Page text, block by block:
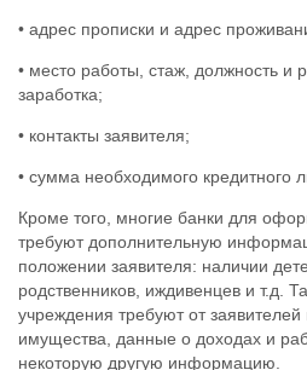
• адрес прописки и адрес
• место работы, стаж, должность и
заработка;
• контакты заявителя;
• сумма необходимого кредитного
Кроме того, многие банки для
требуют дополнительную
положении заявителя: наличии
родственников, иждивенцев и т.д.
учреждения требуют от
имущества, данные о доходах и
некоторую другую информацию.